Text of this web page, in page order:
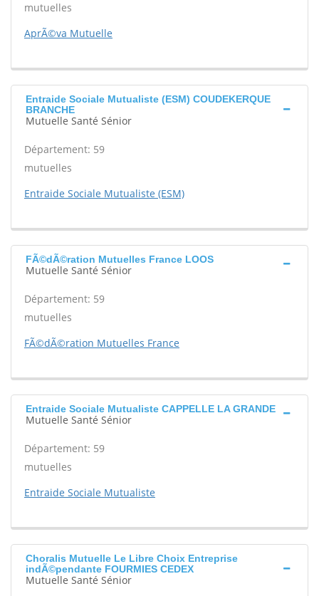
mutuelles
AprÃ©va Mutuelle
Entraide Sociale Mutualiste (ESM) COUDEKERQUE
BRANCHE
Mutuelle Santé Sénior
Département: 59
mutuelles
Entraide Sociale Mutualiste (ESM)
FÃ©dÃ©ration Mutuelles France LOOS
Mutuelle Santé Sénior
Département: 59
mutuelles
FÃ©dÃ©ration Mutuelles France
Entraide Sociale Mutualiste CAPPELLE LA GRANDE
Mutuelle Santé Sénior
Département: 59
mutuelles
Entraide Sociale Mutualiste
Choralis Mutuelle Le Libre Choix Entreprise
indÃ©pendante FOURMIES CEDEX
Mutuelle Santé Sénior